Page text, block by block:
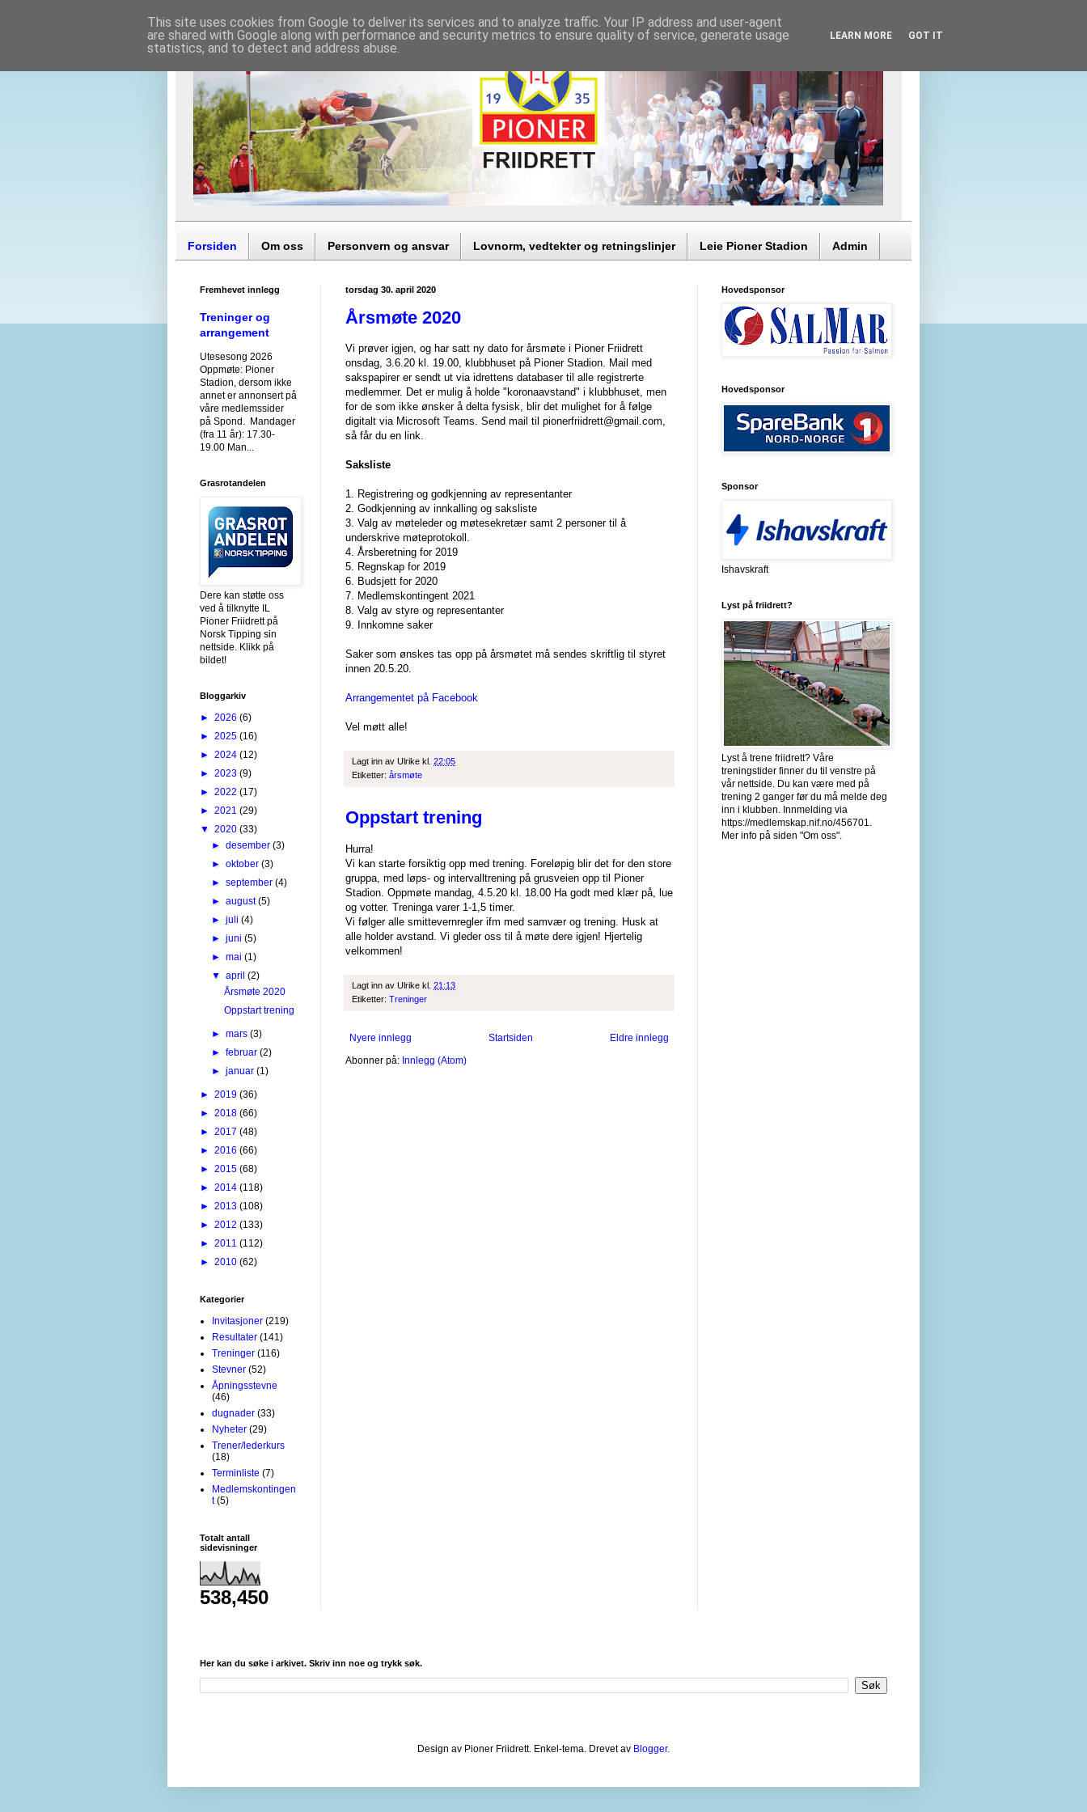
Forsiden Om oss Personvern og ansvar Lovnorm, vedtekter og retningslinjer Leie Pioner Stadion Admin
torsdag 30. april 2020
Årsmøte 2020
Vi prøver igjen, og har satt ny dato for årsmøte i Pioner Friidrett
onsdag, 3.6.20 kl. 19.00, klubbhuset på Pioner Stadion. Mail med
sakspapirer er sendt ut via idrettens databaser til alle registrerte
medlemmer. Det er mulig å holde "koronaavstand" i klubbhuset, men
for de som ikke ønsker å delta fysisk, blir det mulighet for å følge
digitalt via Microsoft Teams. Send mail til pionerfriidrett@gmail.com,
så får du en link.
Saksliste
1. Registrering og godkjenning av representanter
2. Godkjenning av innkalling og saksliste
3. Valg av møteleder og møtesekretær samt 2 personer til å
underskrive møteprotokoll.
4. Årsberetning for 2019
5. Regnskap for 2019
6. Budsjett for 2020
7. Medlemskontingent 2021
8. Valg av styre og representanter
9. Innkomne saker
Saker som ønskes tas opp på årsmøtet må sendes skriftlig til styret
innen 20.5.20.
Arrangementet på Facebook
Vel møtt alle!
Lagt inn av Ulrike kl. 22:05
Etiketter: årsmøte
Oppstart trening
Hurra!
Vi kan starte forsiktig opp med trening. Foreløpig blir det for den store
gruppa, med løps- og intervalltrening på grusveien opp til Pioner
Stadion. Oppmøte mandag, 4.5.20 kl. 18.00 Ha godt med klær på, lue
og votter. Treninga varer 1-1,5 timer.
Vi følger alle smittevernregler ifm med samvær og trening. Husk at
alle holder avstand. Vi gleder oss til å møte dere igjen! Hjertelig
velkommen!
Lagt inn av Ulrike kl. 21:13
Etiketter: Treninger
Nyere innlegg Eldre innlegg
Startsiden
Abonner på: Innlegg (Atom)
Fremhevet innlegg
Treninger og
arrangement
Utesesong 2026
Oppmøte: Pioner
Stadion, dersom ikke
annet er annonsert på
våre medlemssider
på Spond. Mandager
(fra 11 år): 17.30-
19.00 Man...
Grasrotandelen
Dere kan støtte oss
ved å tilknytte IL
Pioner Friidrett på
Norsk Tipping sin
nettside. Klikk på
bildet!
Bloggarkiv
► 2026 (6)
► 2025 (16)
► 2024 (12)
► 2023 (9)
► 2022 (17)
► 2021 (29)
▼ 2020 (33)
►desember(3)
►oktober(3)
►september(4)
►august(5)
►juli(4)
►juni(5)
►mai(1)
▼april(2)
Årsmøte 2020
Oppstart trening
►mars(3)
►februar(2)
►januar(1)
► 2019 (36)
► 2018 (66)
► 2017 (48)
► 2016 (66)
► 2015 (68)
► 2014 (118)
► 2013 (108)
► 2012 (133)
► 2011 (112)
► 2010 (62)
Kategorier
Invitasjoner (219)
Resultater (141)
Treninger (116)
Stevner (52)
Åpningsstevne
(46)
dugnader (33)
Nyheter (29)
Trener/lederkurs
(18)
Terminliste (7)
Medlemskontingen
t (5)
Totalt antall
sidevisninger
538,450
Hovedsponsor
Hovedsponsor
Sponsor
Ishavskraft
Lyst på friidrett?
Lyst å trene friidrett? Våre
treningstider finner du til venstre på
vår nettside. Du kan være med på
trening 2 ganger før du må melde deg
inn i klubben. Innmelding via
https://medlemskap.nif.no/456701.
Mer info på siden "Om oss".
Her kan du søke i arkivet. Skriv inn noe og trykk søk.
Design av Pioner Friidrett. Enkel-tema. Drevet av Blogger.
This site uses cookies from Google to deliver its services and to analyze traffic. Your IP address and user-agent
are shared with Google along with performance and security metrics to ensure quality of service, generate usage
statistics, and to detect and address abuse.
LEARN MORE GOT IT